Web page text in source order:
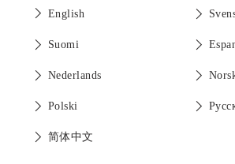
English
Suomi
Nederlands
Polski
简体中文